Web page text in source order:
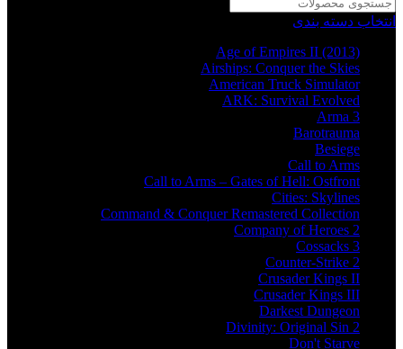
انتخاب دسته بندی
Age of Empires II (2013)
Airships: Conquer the Skies
American Truck Simulator
ARK: Survival Evolved
Arma 3
Barotrauma
Besiege
Call to Arms
Call to Arms – Gates of Hell: Ostfront
Cities: Skylines
Command & Conquer Remastered Collection
Company of Heroes 2
Cossacks 3
Counter-Strike 2
Crusader Kings II
Crusader Kings III
Darkest Dungeon
Divinity: Original Sin 2
Don't Starve